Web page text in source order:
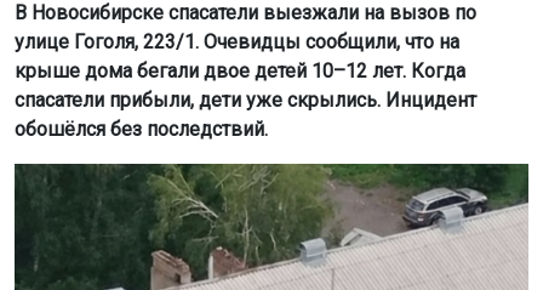
В Новосибирске спасатели выезжали на вызов по
улице Гоголя, 223/1. Очевидцы сообщили, что на
крыше дома бегали двое детей 10–12 лет. Когда
спасатели прибыли, дети уже скрылись. Инцидент
обошёлся без последствий.